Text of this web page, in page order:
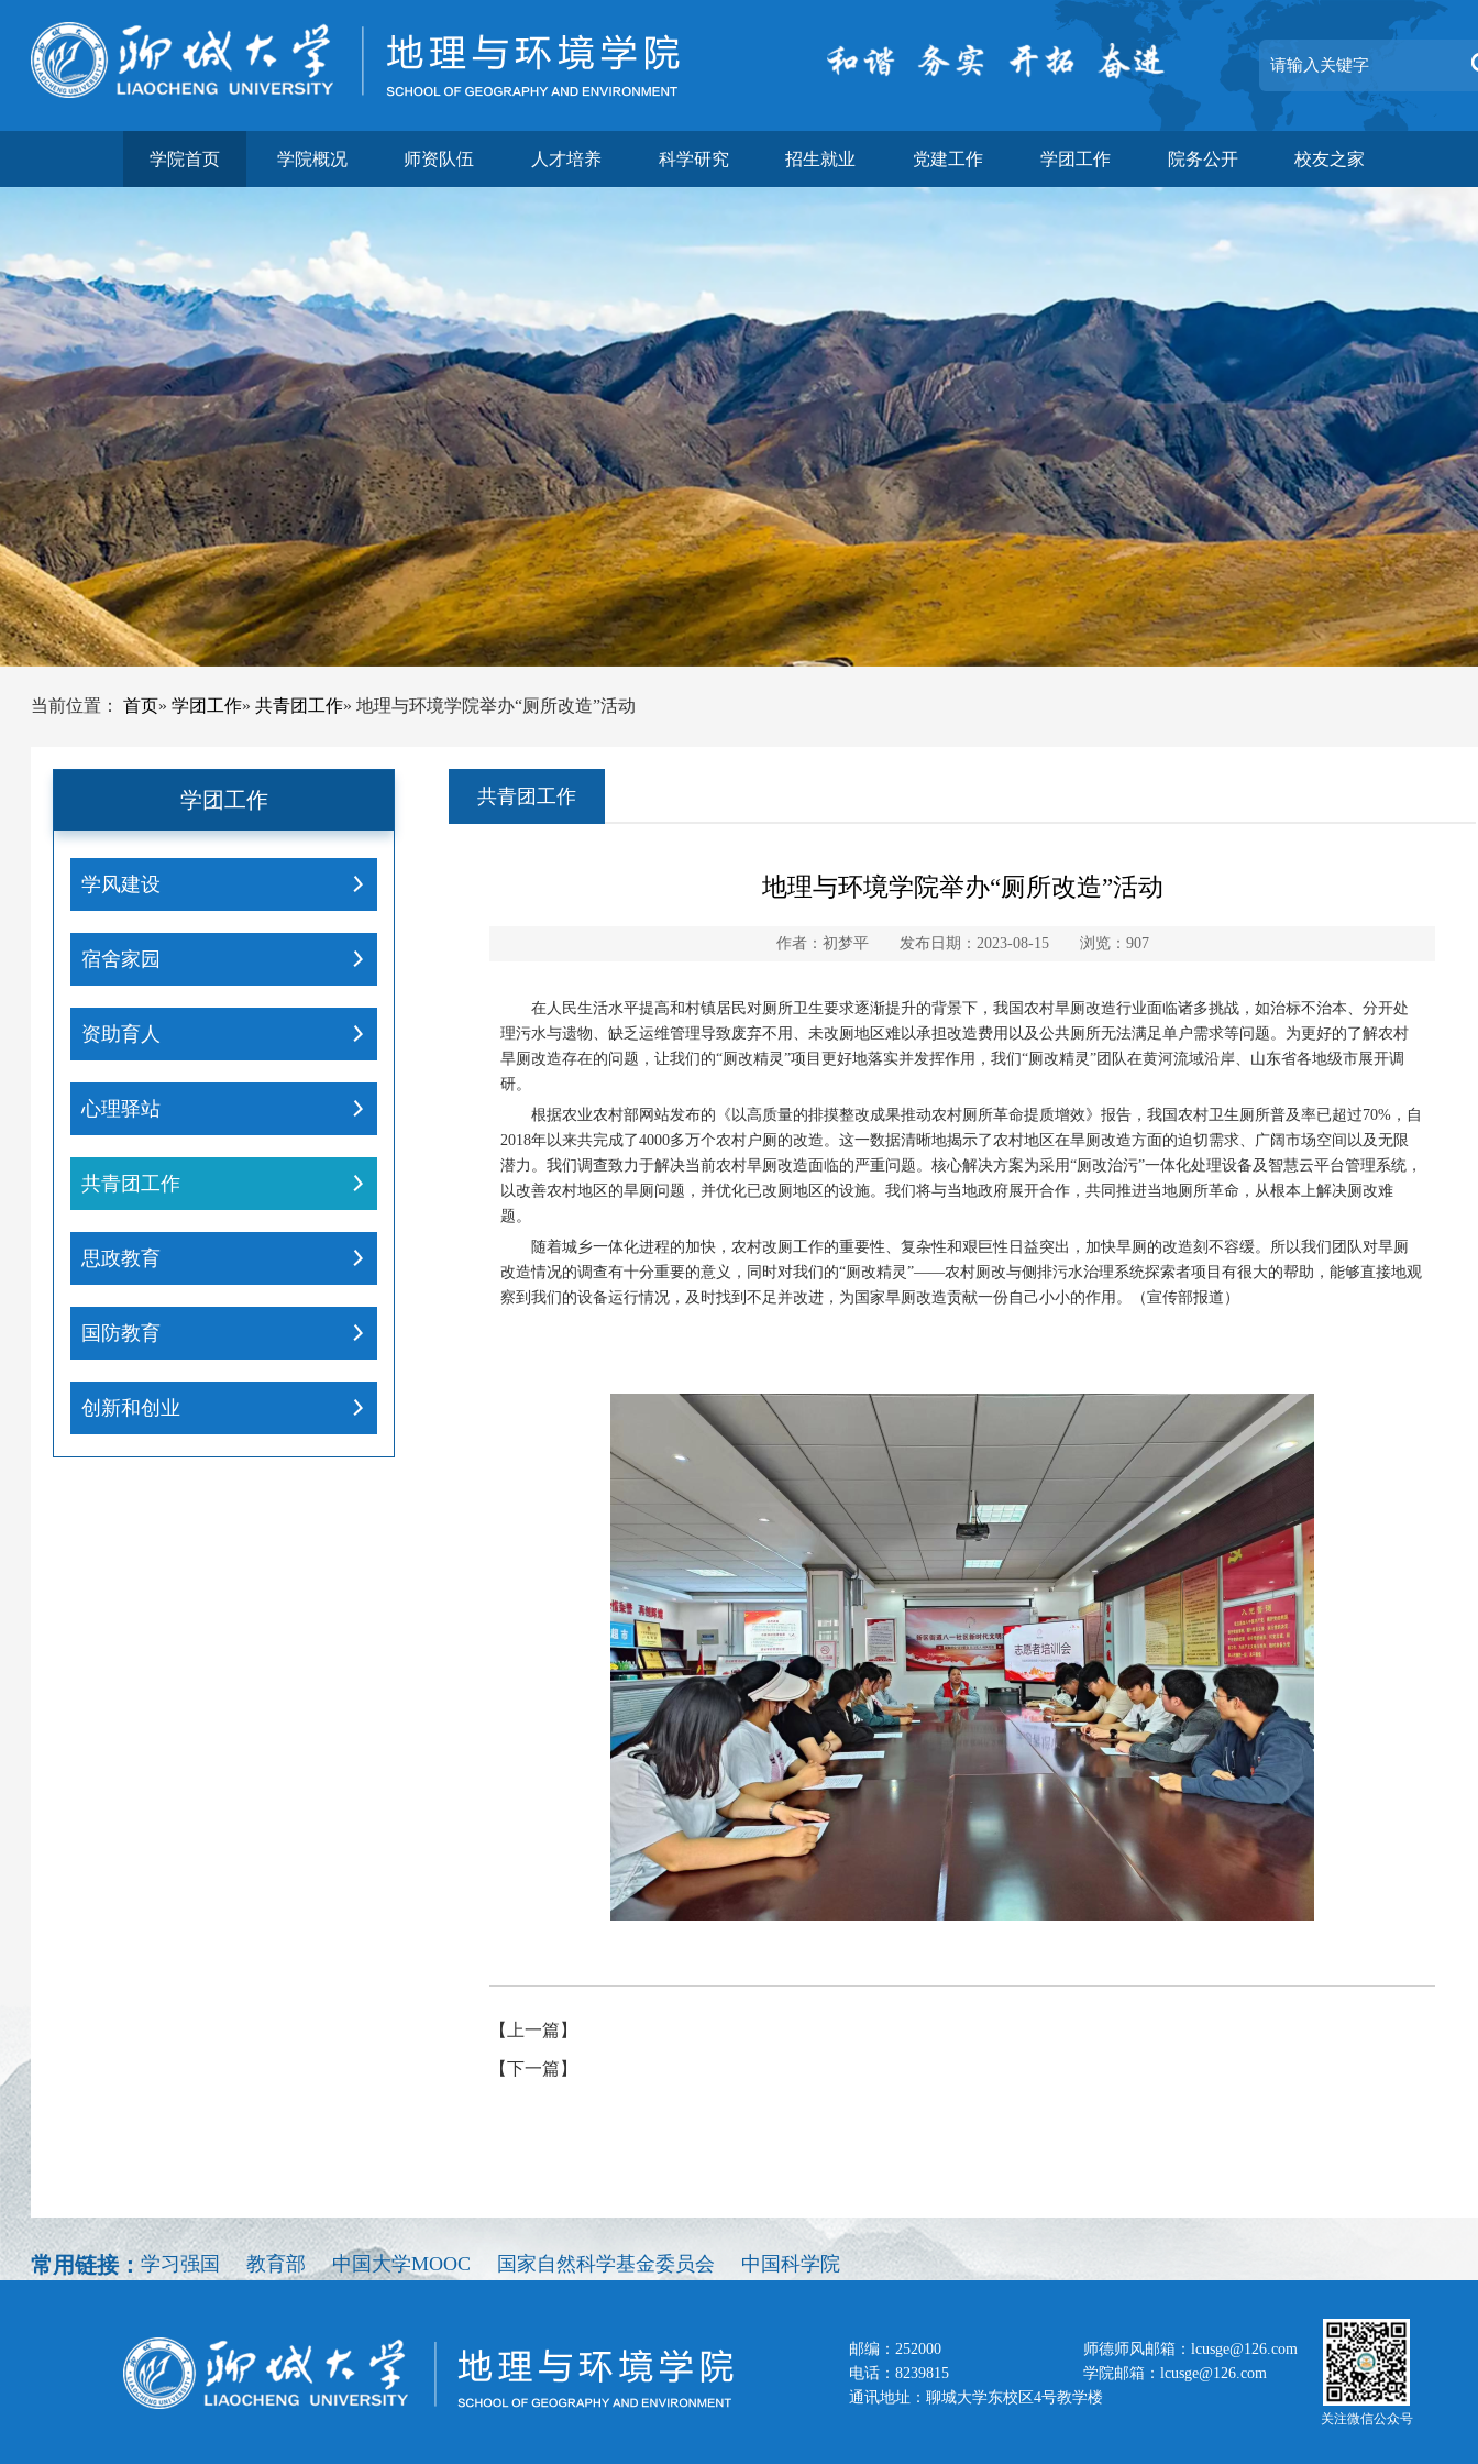
学院首页 学院概况 师资队伍 人才培养 科学研究 招生就业 党建工作 学团工作 院务公开 校友之家
当前位置： 首页» 学团工作» 共青团工作» 地理与环境学院举办“厕所改造”活动
学团工作
学风建设
宿舍家园
资助育人
心理驿站
共青团工作
思政教育
国防教育
创新和创业
共青团工作
地理与环境学院举办“厕所改造”活动
作者：初梦平 发布日期：2023-08-15 浏览： 907
在人民生活水平提高和村镇居民对厕所卫生要求逐渐提升的背景下，我国农村旱厕改造行业面临诸多挑战，如治标不治本、分开处
理污水与遗物、缺乏运维管理导致废弃不用、未改厕地区难以承担改造费用以及公共厕所无法满足单户需求等问题。为更好的了解农村
旱厕改造存在的问题，让我们的“厕改精灵”项目更好地落实并发挥作用，我们“厕改精灵”团队在黄河流域沿岸、山东省各地级市展开调
研。
根据农业农村部网站发布的《以高质量的排摸整改成果推动农村厕所革命提质增效》报告，我国农村卫生厕所普及率已超过70%，自
2018年以来共完成了4000多万个农村户厕的改造。这一数据清晰地揭示了农村地区在旱厕改造方面的迫切需求、广阔市场空间以及无限
潜力。我们调查致力于解决当前农村旱厕改造面临的严重问题。核心解决方案为采用“厕改治污”一体化处理设备及智慧云平台管理系统，
以改善农村地区的旱厕问题，并优化已改厕地区的设施。我们将与当地政府展开合作，共同推进当地厕所革命，从根本上解决厕改难
题。
随着城乡一体化进程的加快，农村改厕工作的重要性、复杂性和艰巨性日益突出，加快旱厕的改造刻不容缓。所以我们团队对旱厕
改造情况的调查有十分重要的意义，同时对我们的“厕改精灵”——农村厕改与侧排污水治理系统探索者项目有很大的帮助，能够直接地观
察到我们的设备运行情况，及时找到不足并改进，为国家旱厕改造贡献一份自己小小的作用。（宣传部报道）
【上一篇】
【下一篇】
常用链接： 学习强国 教育部 中国大学MOOC 国家自然科学基金委员会 中国科学院
邮编：252000
师德师风邮箱：lcusge@126.com
电话：8239815
学院邮箱：lcusge@126.com
通讯地址：聊城大学东校区4号教学楼
关注微信公众号